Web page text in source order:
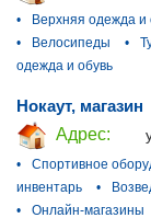
•
Верхняя одежда и
•
Велосипеды •
одежда и обувь
Нокаут, магазин
Адрес:
•
Спортивное
инвентарь
•
•
Онлайн-магазины